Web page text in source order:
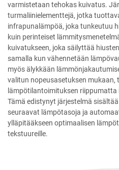
varmistetaan tehokas kuivatus.
turmaliinielementtejä, jotka
infrapunalämpöä, joka tunkeutuu
kuin perinteiset
kuivatukseen, joka säilyttää
samalla kun vähennetään
myös älykkään
valitun nopeusasetuksen mukaan,
lämpötilantoimituksen
Tämä edistynyt järjestelmä
seuraavat lämpötasoja ja
ylläpitääkseen optimaalisen
tekstuureille.